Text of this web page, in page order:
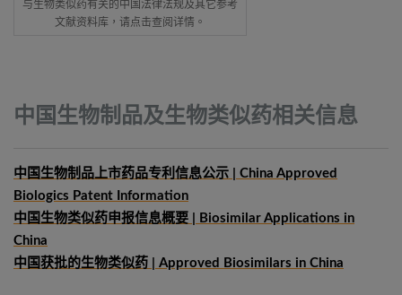
与生物类似药有关的中国法律法规及其它参考
文献资料库，请点击查阅详情。
中国生物制品及生物类似药相关信息
中国生物制品上市药品专利信息公示 | China Approved
Biologics Patent Information
中国生物类似药申报信息概要 | Biosimilar Applications in
China
中国获批的生物类似药 | Approved Biosimilars in China